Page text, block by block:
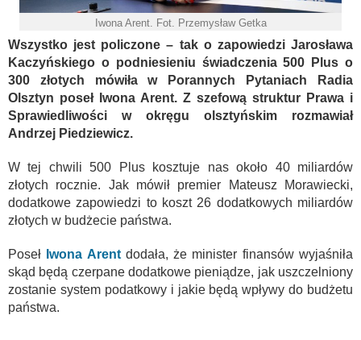
Iwona Arent. Fot. Przemysław Getka
Wszystko jest policzone – tak o zapowiedzi Jarosława
Kaczyńskiego o podniesieniu świadczenia 500 Plus o
300 złotych mówiła w Porannych Pytaniach Radia
Olsztyn poseł Iwona Arent. Z szefową struktur Prawa i
Sprawiedliwości w okręgu olsztyńskim rozmawiał
Andrzej Piedziewicz.
W tej chwili 500 Plus kosztuje nas około 40 miliardów
złotych rocznie. Jak mówił premier Mateusz Morawiecki,
dodatkowe zapowiedzi to koszt 26 dodatkowych miliardów
złotych w budżecie państwa.
Poseł Iwona Arentdodała, że minister finansów wyjaśniła
skąd będą czerpane dodatkowe pieniądze, jak uszczelniony
zostanie system podatkowy i jakie będą wpływy do budżetu
państwa.